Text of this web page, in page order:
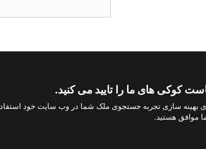
صفحات مورد علاقه
خرید ویلا در ترکیه خرید خانه در آنتالیا
کوکی های ما را تایید می کنید.
بهینه سازی تجربه جستجوی ملک شما در وب سایت خود
موافق هستید.